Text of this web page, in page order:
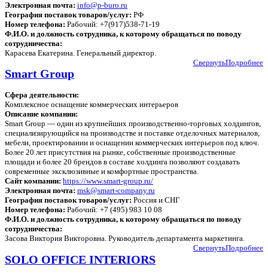
Электронная почта: info@p-buro.ru
География поставок товаров/услуг: РФ
Номер телефона: Рабочий: +7(917)538-71-19
Ф.И.О. и должность сотрудника, к которому обращаться по поводу
сотрудничества:
Карасева Екатерина. Генеральный директор.
Подробнее
Свернуть
Smart Group
Сфера деятельности:
Комплексное оснащение коммерческих интерьеров
Описание компании:
Smart Group — один из крупнейших производственно-торговых холдингов,
специализирующийся на производстве и поставке отделочных материалов,
мебели, проектировании и оснащении коммерческих интерьеров под ключ.
Более 20 лет присутствия на рынке, собственные производственные
площади и более 20 брендов в составе холдинга позволяют создавать
современные эксклюзивные и комфортные пространства.
Сайт компании: https://www.smart-group.ru/
Электронная почта: msk@smart-company.ru
География поставок товаров/услуг: Россия и СНГ
Номер телефона: Рабочий: +7 (495) 983 10 08
Ф.И.О. и должность сотрудника, к которому обращаться по поводу
сотрудничества:
Засова Виктория Викторовна. Руководитель департамента маркетинга.
Подробнее
Свернуть
SOLO OFFICE INTERIORS